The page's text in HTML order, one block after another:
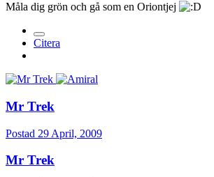
Måla dig grön och gå som en Oriontjej
Citera
Mr Trek
Postad 29 April, 2009
Mr Trek